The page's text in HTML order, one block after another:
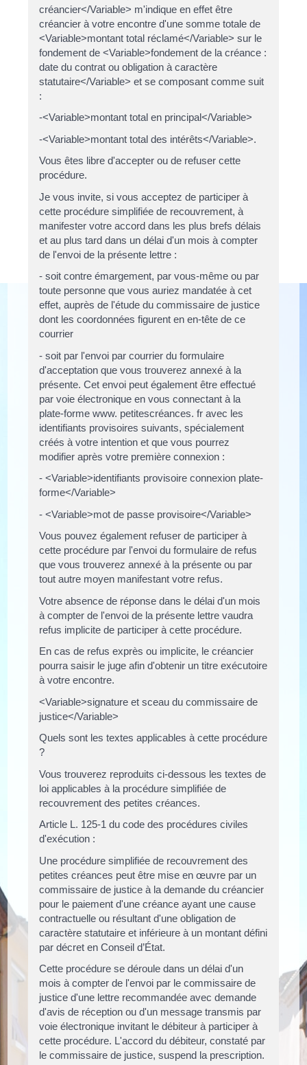
créancier</Variable> m'indique en effet être
créancier à votre encontre d'une somme totale de
<Variable>montant total réclamé</Variable> sur le
fondement de <Variable>fondement de la créance :
date du contrat ou obligation à caractère
statutaire</Variable> et se composant comme suit
:
-<Variable>montant total en principal</Variable>
-<Variable>montant total des intérêts</Variable>.
Vous êtes libre d'accepter ou de refuser cette
procédure.
Je vous invite, si vous acceptez de participer à
cette procédure simplifiée de recouvrement, à
manifester votre accord dans les plus brefs délais
et au plus tard dans un délai d'un mois à compter
de l'envoi de la présente lettre :
- soit contre émargement, par vous-même ou par
toute personne que vous auriez mandatée à cet
effet, auprès de l'étude du commissaire de justice
dont les coordonnées figurent en en-tête de ce
courrier
- soit par l'envoi par courrier du formulaire
d'acceptation que vous trouverez annexé à la
présente. Cet envoi peut également être effectué
par voie électronique en vous connectant à la
plate-forme www. petitescréances. fr avec les
identifiants provisoires suivants, spécialement
créés à votre intention et que vous pourrez
modifier après votre première connexion :
- <Variable>identifiants provisoire connexion plate-
forme</Variable>
- <Variable>mot de passe provisoire</Variable>
Vous pouvez également refuser de participer à
cette procédure par l'envoi du formulaire de refus
que vous trouverez annexé à la présente ou par
tout autre moyen manifestant votre refus.
Votre absence de réponse dans le délai d'un mois
à compter de l'envoi de la présente lettre vaudra
refus implicite de participer à cette procédure.
En cas de refus exprès ou implicite, le créancier
pourra saisir le juge afin d'obtenir un titre exécutoire
à votre encontre.
<Variable>signature et sceau du commissaire de
justice</Variable>
Quels sont les textes applicables à cette procédure
?
Vous trouverez reproduits ci-dessous les textes de
loi applicables à la procédure simplifiée de
recouvrement des petites créances.
Article L. 125-1 du code des procédures civiles
d'exécution :
Une procédure simplifiée de recouvrement des
petites créances peut être mise en œuvre par un
commissaire de justice à la demande du créancier
pour le paiement d'une créance ayant une cause
contractuelle ou résultant d'une obligation de
caractère statutaire et inférieure à un montant défini
par décret en Conseil d’État.
Cette procédure se déroule dans un délai d'un
mois à compter de l'envoi par le commissaire de
justice d'une lettre recommandée avec demande
d'avis de réception ou d'un message transmis par
voie électronique invitant le débiteur à participer à
cette procédure. L'accord du débiteur, constaté par
le commissaire de justice, suspend la prescription.